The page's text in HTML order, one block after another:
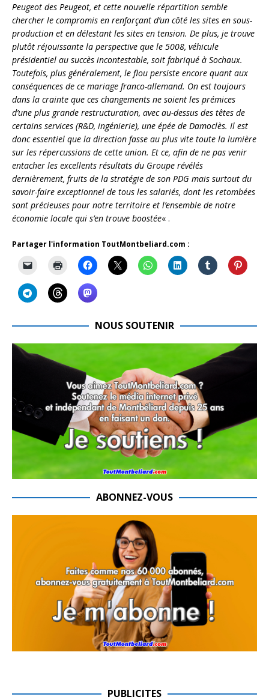
Peugeot des Peugeot, et cette nouvelle répartition semble
chercher le compromis en renforçant d’un côté les sites en sous-
production et en délestant les sites en tension. De plus, je trouve
plutôt réjouissante la perspective que le 5008, véhicule
présidentiel au succès incontestable, soit fabriqué à Sochaux.
Toutefois, plus généralement, le flou persiste encore quant aux
conséquences de ce mariage franco-allemand. On est toujours
dans la crainte que ces changements ne soient les prémices
d’une plus grande restructuration, avec au-dessus des têtes de
certains services (R&D, ingénierie), une épée de Damoclès. Il est
donc essentiel que la direction fasse au plus vite toute la lumière
sur les répercussions de cette union. Et ce, afin de ne pas venir
entacher les excellents résultats du Groupe révélés
dernièrement, fruits de la stratégie de son PDG mais surtout du
savoir-faire exceptionnel de tous les salariés, dont les retombées
sont précieuses pour notre territoire et l’ensemble de notre
économie locale qui s’en trouve boostée« .
Partager l'information ToutMontbeliard.com :
NOUS SOUTENIR
ABONNEZ-VOUS
PUBLICITES